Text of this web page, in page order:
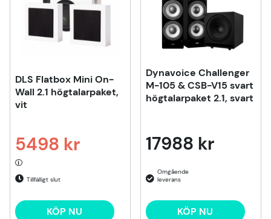
DLS Flatbox Mini On-
Wall 2.1 högtalarpaket,
vit
5498 kr
Ordinarie pris:
Tillfälligt slut
KÖP NU
Dynavoice Challenger
M-105 & CSB-V15 svart
högtalarpaket 2.1, svart
17988 kr
KÖP NU